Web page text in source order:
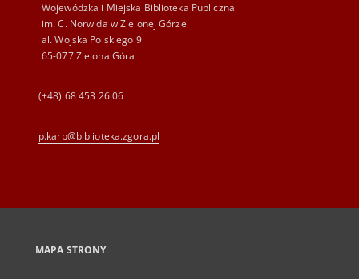
Wojewódzka i Miejska Biblioteka Publiczna
im. C. Norwida w Zielonej Górze
al. Wojska Polskiego 9
65-077 Zielona Góra
(+48) 68 453 26 06
p.karp@biblioteka.zgora.pl
MAPA STRONY